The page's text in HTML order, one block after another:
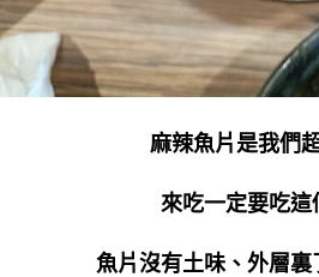
麻辣魚片是我們
來吃一定要吃這
魚片沒有土味、外層裏